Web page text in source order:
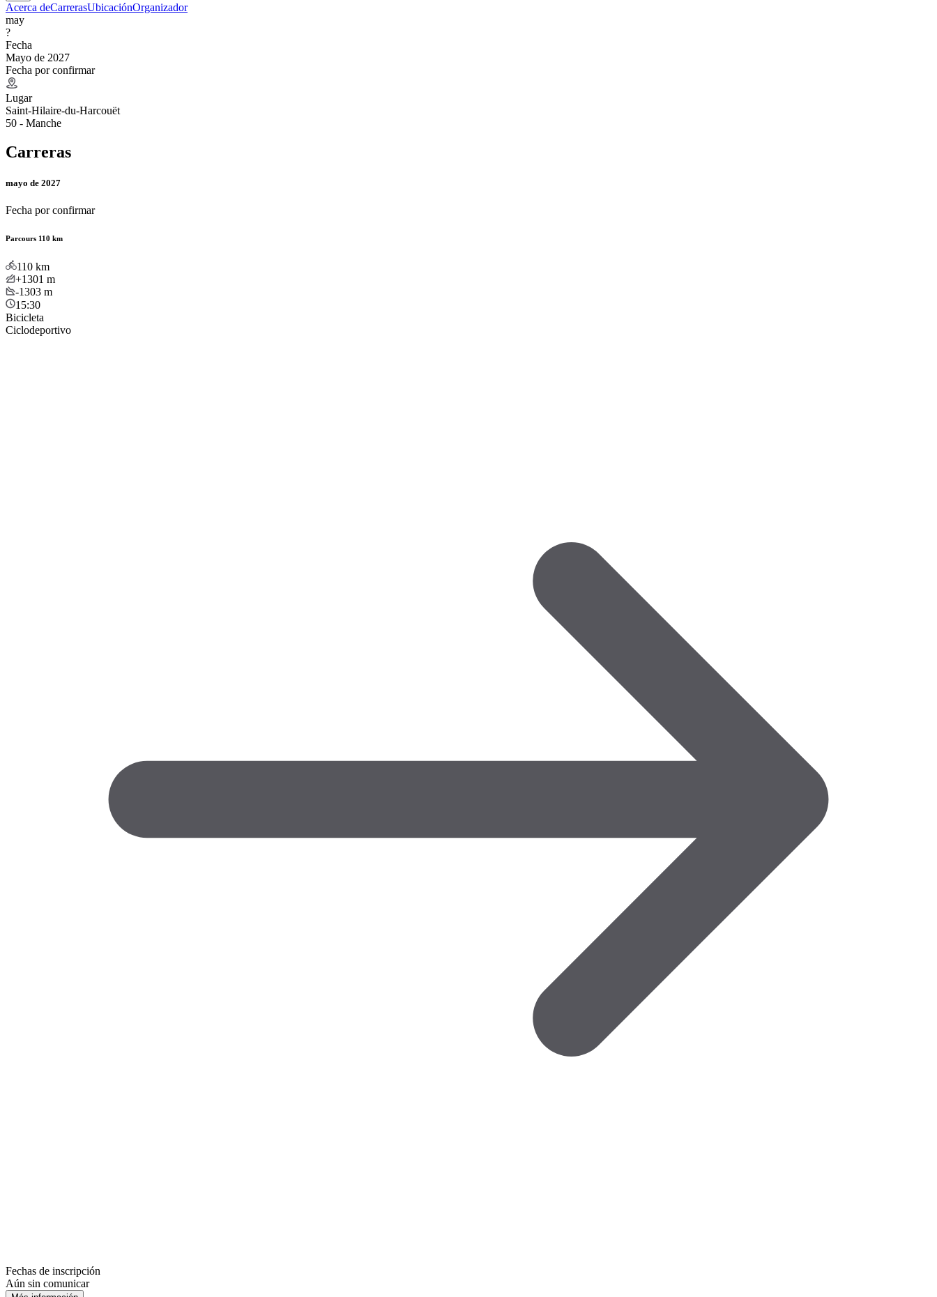
Acerca deCarrerasUbicaciónOrganizador
may
?
Fecha
Mayo de 2027
Fecha por confirmar
Lugar
Saint-Hilaire-du-Harcouët
50 - Manche
Carreras
mayo de 2027
Fecha por confirmar
Parcours 110 km
110 km
+1301 m
-1303 m
15:30
Bicicleta
Ciclodeportivo
Fechas de inscripción
Aún sin comunicar